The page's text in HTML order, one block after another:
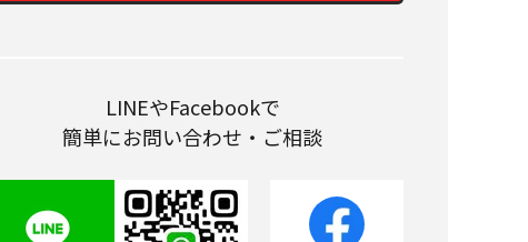
LINEやFacebookで
簡単にお問い合わせ・ご相談